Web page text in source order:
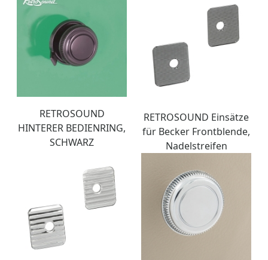
RETROSOUND
HINTERER BEDIENRING,
SCHWARZ
RETROSOUND Einsätze
für Becker Frontblende,
Nadelstreifen